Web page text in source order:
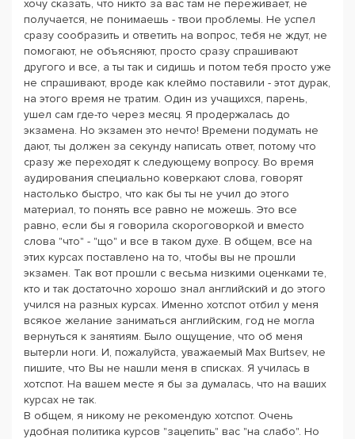
хочу сказать, что никто за вас там не переживает, не
получается, не понимаешь - твои проблемы. Не успел
сразу сообразить и ответить на вопрос, тебя не ждут, не
помогают, не объясняют, просто сразу спрашивают
другого и все, а ты так и сидишь и потом тебя просто уже
не спрашивают, вроде как клеймо поставили - этот дурак,
на этого время не тратим. Один из учащихся, парень,
ушел сам где-то через месяц. Я продержалась до
экзамена. Но экзамен это нечто! Времени подумать не
дают, ты должен за секунду написать ответ, потому что
сразу же переходят к следующему вопросу. Во время
аудирования специально коверкают слова, говорят
настолько быстро, что как бы ты не учил до этого
материал, то понять все равно не можешь. Это все
равно, если бы я говорила скороговоркой и вместо
слова "что" - "що" и все в таком духе. В общем, все на
этих курсах поставлено на то, чтобы вы не прошли
экзамен. Так вот прошли с весьма низкими оценками те,
кто и так достаточно хорошо знал английский и до этого
учился на разных курсах. Именно хотспот отбил у меня
всякое желание заниматься английским, год не могла
вернуться к занятиям. Было ощущение, что об меня
вытерли ноги. И, пожалуйста, уважаемый Max Burtsev, не
пишите, что Вы не нашли меня в списках. Я училась в
хотспот. На вашем месте я бы за думалась, что на ваших
курсах не так.
В общем, я никому не рекомендую хотспот. Очень
удобная политика курсов "зацепить" вас "на слабо". Но